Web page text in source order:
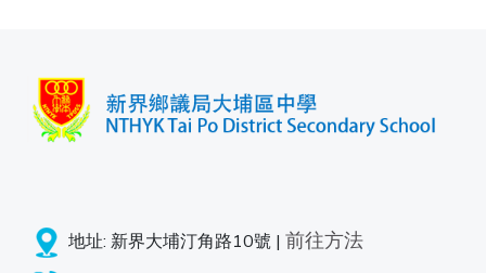
地址: 新界大埔汀角路10號 | 前往方法